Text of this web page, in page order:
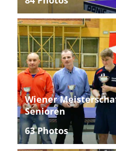
Wiener
Senioren
63 Photos